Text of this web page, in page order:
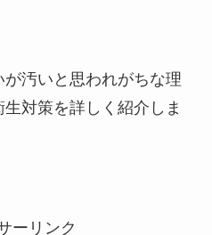
汚いと思われがちな理
対策を詳しく紹介しま
ーリンク